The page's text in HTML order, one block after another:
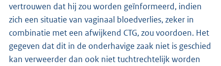
vertrouwen dat hij zou worden geïnformeerd, indien
zich een situatie van vaginaal bloedverlies, zeker in
combinatie met een afwijkend CTG, zou voordoen. Het
gegeven dat dit in de onderhavige zaak niet is geschied
kan verweerder dan ook niet tuchtrechtelijk worden